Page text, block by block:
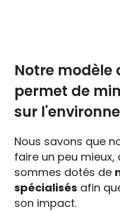
Notre modèle
permet de
sur
Nous savons que
faire un peu
sommes dotés de
spécialisés afin
son impact.